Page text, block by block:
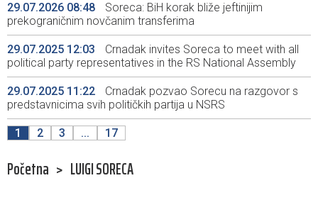
29.07.2026 08:48
Soreca: BiH korak bliže jeftinijim
prekograničnim novčanim transferima
29.07.2025 12:03
Crnadak invites Soreca to meet with all
political party representatives in the RS National Assembly
29.07.2025 11:22
Crnadak pozvao Sorecu na razgovor s
predstavnicima svih političkih partija u NSRS
1 2 3 ... 17
Početna > LUIGI SORECA